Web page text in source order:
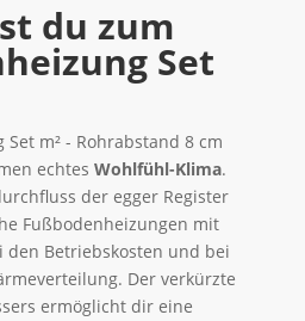
du zum
Set
m² - Rohrabstand 8 cm
echtes Wohlfühl-Klima.
der egger Register
Fußbodenheizungen mit
den Betriebskosten und bei
Der verkürzte
ermöglicht dir eine